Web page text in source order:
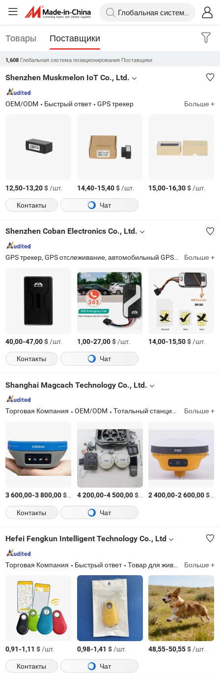
Товары Поставщики
1,608 Глобальная система позиционирования Поставщики
Shenzhen Muskmelon IoT Co., Ltd.
OEM/ODM Быстрый ответ GPS трекер Больше +
12,50-13,20$/шт. 14,40-15,40$/шт. 15,00-16,30$/шт.
Контакты
Чат
Shenzhen Coban Electronics Co., Ltd.
GPS трекер, GPS отслеживание, автомобильный GPS трекер, система GPS отслеживания транспортных средств, GPS трекер для транспортных средств, устройство GPS отслеживания, персональный GPS трекер, GPS трекер для часов, GPS локатор, мотоциклетный GPS трекер Больше +
40,00-47,00$/шт. 1,00-27,00$/шт. 14,00-15,50$/шт.
Контакты
Чат
Shanghai Magcach Technology Co., Ltd.
Торговая Компания OEM/ODM Тотальный станция; Теодолит; Глобальная навигационная спутниковая система; Автоматический уровень; Портативный GPS; Лазерные инструменты; Лазерный дальномер; Штатив; Штанга; Призма Больше +
3 600,00-3 800,00$/Комплект
4 200,00-4 500,00$/Комплект
2 400,00-2 600,00$/
Контакты
Чат
Hefei Fengkun Intelligent Technology Co., Ltd
Торговая Компания Быстрый ответ Товар для животных, кормушка для домашних животных, кошачье гнездо, арена для кошек, кошачий туалет, товары для домашних животных, бентонитовый кошачий наполнитель, кошачий туалет, щетка для груминга домашних животных, автоматический кошачий туалет Больше +
0,91-1,11 $/шт. 0,98-1,41 $/шт. 48,55-50,55$/шт.
Контакты
Чат